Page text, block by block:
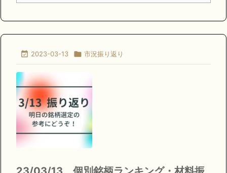
 2023-03-13  市況振り返り